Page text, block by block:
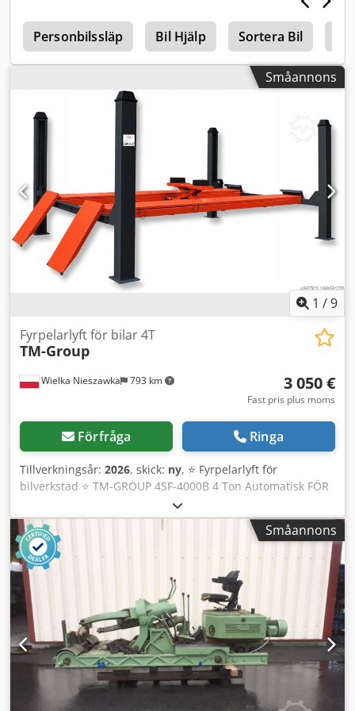
Personbilssläp Bil Hjälp Sortera Bil
Småannons
1 /9
Wielka Nieszawka 793 km
Fyrpelarlyft för bilar 4T
TM-Group
3 050 €
Fast pris plus moms
Förfråga Ringa
Tillverkningsår: 2026, skick: ny, ⭐️ Fyrpelarlyft för
bilverkstad ⭐️ TM-GROUP 4SF-4000B 4 Ton Automatisk FÖR
HJULINSTÄLLNING / GEOJUSTERING HÖGKVALITATIV OLJA
OCH MONTERINGSSATS INGÅR GRATIS Specifikationer: ✅
Tillverkare: TM-GROUP ✅ Maximal lyftkapacitet: 4 ton ✅
Typ: Automatisk ✅ Undre anslutning ✅ Strömförsörjning:
400V (alternativt 230V) ✅ Lyfttid: 60 sekunder ✅ Lyft höjd:
1750 mm ✅ Gränslägesbrytare: Ja ✅ Motoreffekt: 2,2 kW ✅
Teleskopiska lyftarmar av typen rolling jack för att lyfta
även vid trösklar ✅ Glidplattor (med låsningsmöjlighet) ✅
Förberedda platser för svängskivor Crjdpfx Aow Ta I Tsdhef
✅ Självsänkande uppkörningsramper ✅ Automatiska
spärrar som skapar låströskel för fordonet ✅ Fästbultar
ingår: Ja ✅ 10L hydraulolja: gratis ✅ Uppfyller UDT-
certifieringskrav: Ja ✅ Rampens längd: 4250 mm ✅
Småannons